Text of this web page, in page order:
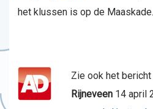
het klussen is op de Maaskade.
Zie ook het bericht
Rijneveen 14 april